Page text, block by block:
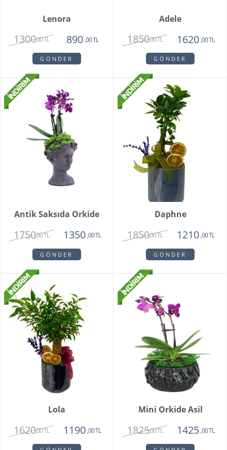
Lenora
1300,00 TL 890 ,00 TL
GÖNDER
Adele
1850,00 TL 1620 ,00 TL
GÖNDER
Antik Saksıda Orkide
1750,00 TL 1350 ,00 TL
GÖNDER
Daphne
1850,00 TL 1210 ,00 TL
GÖNDER
Lola
1620,00 TL 1190 ,00 TL
Mini Orkide Asil
1825,00 TL 1425 ,00 TL